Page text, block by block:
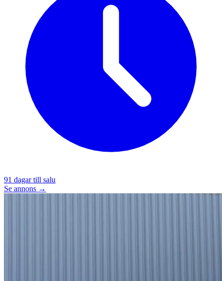
91 dagar till salu
Se annons →